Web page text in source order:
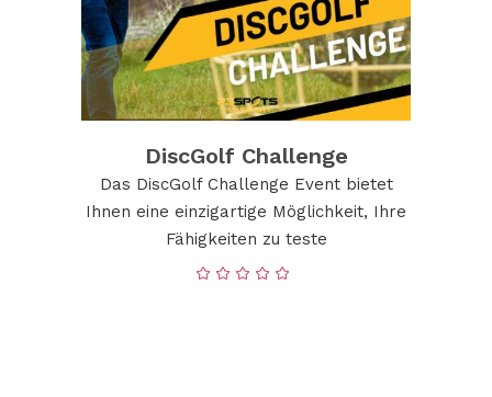
DiscGolf Challenge
Das DiscGolf Challenge Event bietet
Ihnen eine einzigartige Möglichkeit, Ihre
Fähigkeiten zu teste